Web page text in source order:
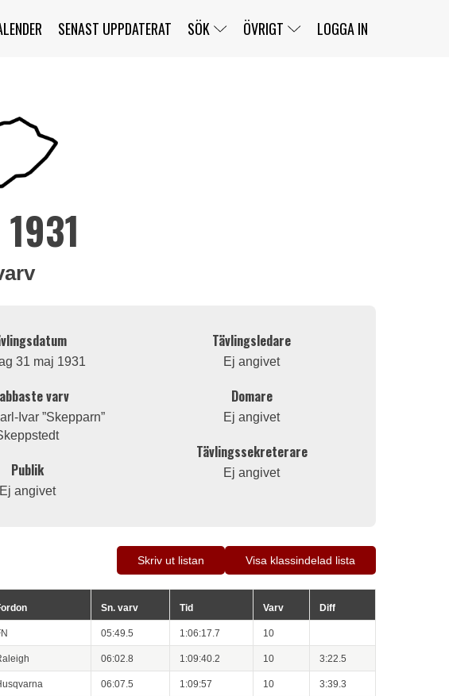
SENAST UPPDATERAT SÖK ÖVRIGT LOGGA IN
31 maj 1931
varv
Ivar ”Skepparn”
Publik
Ej angivet
Tävlingsledare
Ej angivet
Domare
Ej angivet
Tävlingssekreterare
Ej angivet
Skriv ut listan Visa klassindelad lista
Sn. varv Tid Varv Diff
05:49.5 1:06:17.7 10
06:02.8 1:09:40.2 10 3:22.5
06:07.5 1:09:57 10 3:39.3